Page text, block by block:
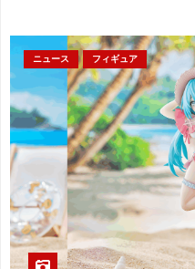
ニュース フィギュア